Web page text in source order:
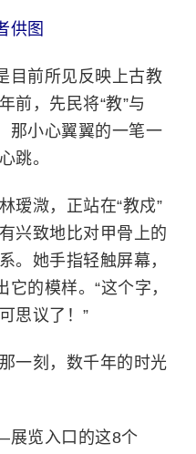
供图
目前所见反映上古教
前，先民将“教”与
那小心翼翼的一笔一
跳。
瑷溦，正站在“教戍”
兴致地比对甲骨上的
。她手指轻触屏幕，
的模样。“这个字，
思议了！”
一刻，数千年的时光
展览入口的这8个